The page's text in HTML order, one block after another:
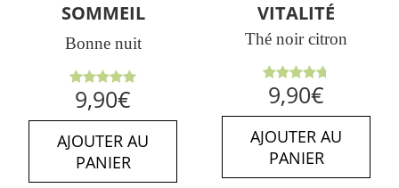
SOMMEIL
Bonne nuit
Note5.00
sur 5
9,90€
AJOUTER AU
PANIER
VITALITÉ
Thé noir citron
Note
4.75sur
5
9,90€
AJOUTER AU
PANIER